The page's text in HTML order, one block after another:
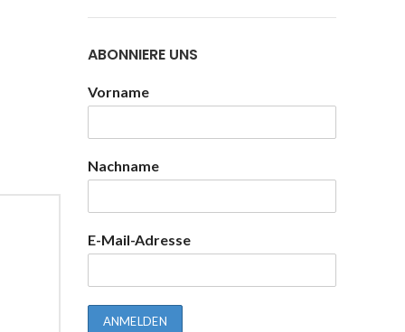
ABONNIERE UNS
Vorname
Nachname
E-Mail-Adresse